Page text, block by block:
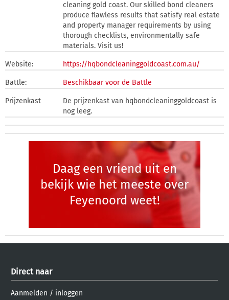
cleaning gold coast. Our skilled bond cleaners
produce flawless results that satisfy real estate
and property manager requirements by using
thorough checklists, environmentally safe
materials. Visit us!
Website: https://hqbondcleaninggoldcoast.com.au/
Battle: Beschikbaar voor de Battle
Prijzenkast
De prijzenkast van hqbondcleaninggoldcoast is
nog leeg.
Daag een vriend uit en
bekijk wie het meeste over
Feyenoord weet!
Direct naar
Aanmelden / inloggen